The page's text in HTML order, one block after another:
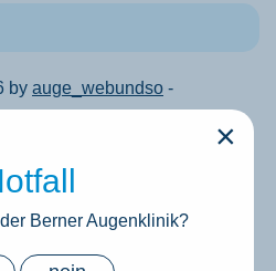
by auge_webundso -
Berner Augenklinik?
×